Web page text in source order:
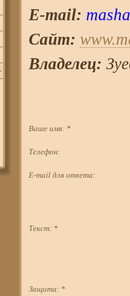
E-mail:
Сайт:
Владелец:
Ваше имя: *
Телефон:
E-mail для ответа:
Текст: *
Защита: *